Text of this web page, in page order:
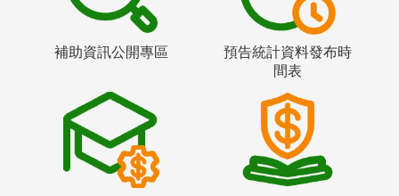
補助資訊公開專區
預告統計資料發布時
間表